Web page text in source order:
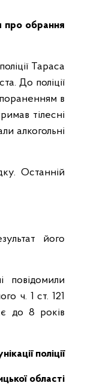
про обрання
Тараса
До поліції
пораненням в
тілесні
алкогольні
Останній
його
повідомили
ч. 1 ст. 121
до 8 років
поліції
області